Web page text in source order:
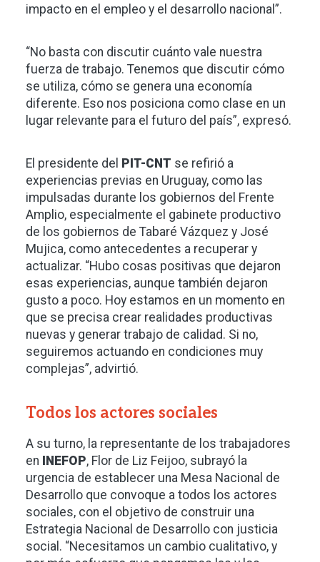
impacto en el empleo y el desarrollo nacional”.
“No basta con discutir cuánto vale nuestra
fuerza de trabajo. Tenemos que discutir cómo
se utiliza, cómo se genera una economía
diferente. Eso nos posiciona como clase en un
lugar relevante para el futuro del país”, expresó.
El presidente del PIT-CNT se refirió a
experiencias previas en Uruguay, como las
impulsadas durante los gobiernos del Frente
Amplio, especialmente el gabinete productivo
de los gobiernos de Tabaré Vázquez y José
Mujica, como antecedentes a recuperar y
actualizar. “Hubo cosas positivas que dejaron
esas experiencias, aunque también dejaron
gusto a poco. Hoy estamos en un momento en
que se precisa crear realidades productivas
nuevas y generar trabajo de calidad. Si no,
seguiremos actuando en condiciones muy
complejas”, advirtió.
Todos los actores sociales
A su turno, la representante de los trabajadores
en INEFOP, Flor de Liz Feijoo, subrayó la
urgencia de establecer una Mesa Nacional de
Desarrollo que convoque a todos los actores
sociales, con el objetivo de construir una
Estrategia Nacional de Desarrollo con justicia
social. “Necesitamos un cambio cualitativo, y